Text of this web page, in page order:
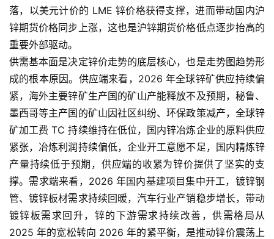
落，以美元计价的 LME 锌价格获得支撑，进而带动国内沪
锌期货价格同步上涨，这也是沪锌期货价格低点逐步抬高的
重要外部驱动。
供需基本面是决定锌价走势的底层核心，也是走势图趋势形
成的根本原因。供应端来看，2026 年全球锌矿供应持续偏
紧，海外主要锌矿生产国的矿山产能释放不及预期，秘鲁、
墨西哥等主产国的矿山因社区纠纷、环保政策减产，全球锌
矿加工费 TC 持续维持在低位，国内锌冶炼企业的原料供应
紧张，冶炼利润持续偏低，企业开工意愿不足，国内精炼锌
产量持续低于预期，供应端的收紧为锌价提供了坚实的支
撑。需求端来看，2026 年国内基建项目集中开工，镀锌钢
管、镀锌板材需求持续回暖，汽车行业产销稳步增长，带动
镀锌板需求回升，锌的下游需求持续改善，供需格局从
2025 年的宽松转向 2026 年的紧平衡，是推动锌价震荡上